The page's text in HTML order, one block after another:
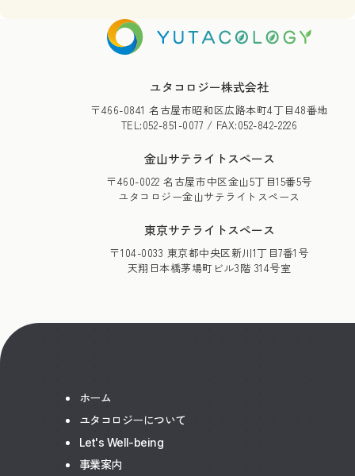
ユタコロジー株式会社
〒466-0841 名古屋市昭和区広路本町4丁目48番地
TEL:052-851-0077 / FAX:052-842-2226
金山サテライトスペース
〒460-0022 名古屋市中区金山5丁目15番5号
ユタコロジー金山サテライトスペース
東京サテライトスペース
〒104-0033 東京都中央区新川1丁目7番1号
天翔日本橋茅場町ビル3階 314号室
ホーム
ユタコロジーについて
Let's Well-being
事業案内